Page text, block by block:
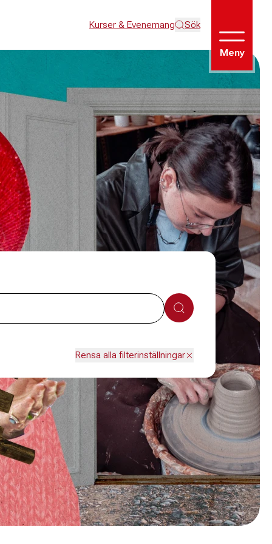
Kurser & Evenemang Sök
Meny
Sök
Rensa alla filterinställningar